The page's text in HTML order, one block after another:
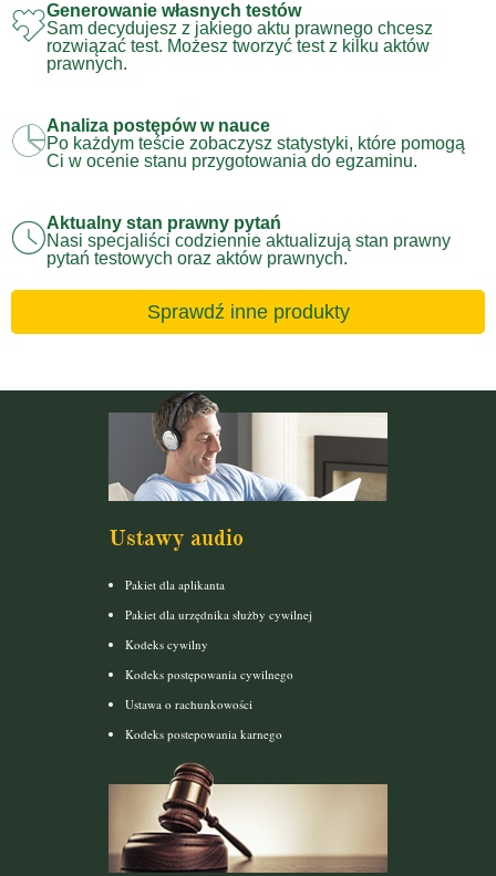
Generowanie własnych testów
Sam decydujesz z jakiego aktu prawnego chcesz
rozwiązać test. Możesz tworzyć test z kilku aktów
prawnych.
Analiza postępów w nauce
Po każdym teście zobaczysz statystyki, które pomogą
Ci w ocenie stanu przygotowania do egzaminu.
Aktualny stan prawny pytań
Nasi specjaliści codziennie aktualizują stan prawny
pytań testowych oraz aktów prawnych.
Sprawdź inne produkty
Ustawy audio
Pakiet dla aplikanta
Pakiet dla urzędnika służby cywilnej
Kodeks cywilny
Kodeks postępowania cywilnego
Ustawa o rachunkowości
Kodeks postepowania karnego